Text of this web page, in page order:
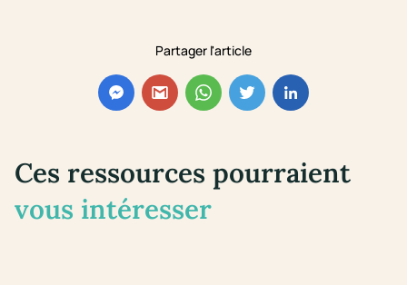
Partager l'article
Ces ressources pourraient
vous intéresser